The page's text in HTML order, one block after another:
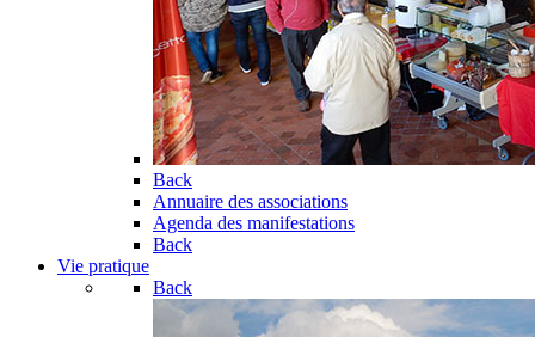
Back
Annuaire des associations
Agenda des manifestations
Back
Vie pratique
Back